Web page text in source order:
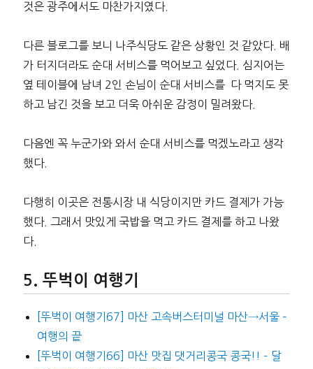
것은 광주에서도 마찬가지였다.
다른 블로그를 보니 나주식당도 같은 상황인 것 같았다. 배
가 터지더라도 순대 서비스를 먹어보고 싶었다. 심지어는
옆 테이블에 남녀 2인 손님이 순대 서비스를 다 먹지도 못
하고 남긴 것을 보고 더욱 아쉬운 감정이 밀려왔다.
다음엔 꼭 누군가와 와서 순대 서비스를 먹겠노라고 생각
했다.
다행히 이곳은 전통시장 내 식당이지만 카드 결제가 가능
했다. 그래서 맛있게 국밥을 먹고 카드 결제를 하고 나왔
다.
뚜벅이 여행기
[뚜벅이 여행기67] 마산 고속버스터미널 마산→서울 –
여행의 끝
[뚜벅이 여행기66] 마산 맛집 댓거리콩국 콩국!! – 달